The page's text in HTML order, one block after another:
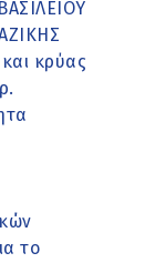
κρύας
το